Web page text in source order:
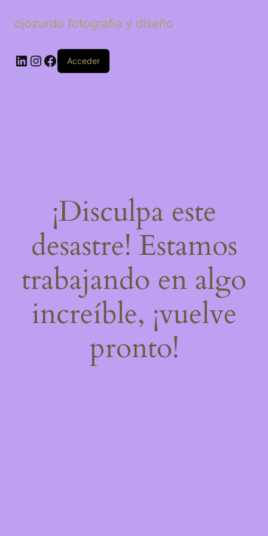
ojozurdo fotografia y diseño
LinkedIn
Instagram
Facebook
Acceder
¡Disculpa este
desastre! Estamos
trabajando en algo
increíble, ¡vuelve
pronto!